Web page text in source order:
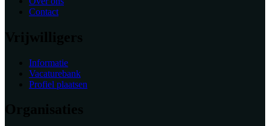
Contact
Informatie
Vacaturebank
Profiel plaatsen